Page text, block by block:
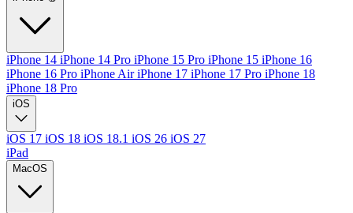
iPhone 14 iPhone 14 Pro iPhone 15 Pro iPhone 15 iPhone 16
iPhone 16 Pro iPhone AiriPhone 17 iPhone 17 Pro iPhone 18
iPhone 18 Pro
iOS
iOS 17 iOS 18 iOS 18.1 iOS 26 iOS 27
iPad
MacOS